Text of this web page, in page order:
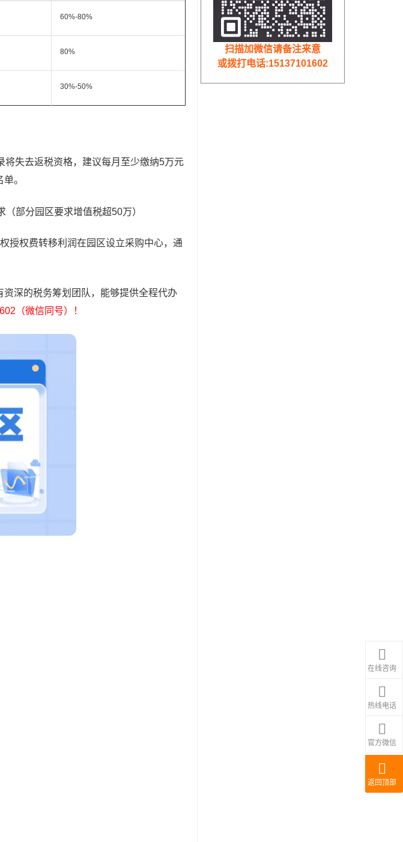
60%-80%
80%
30%-50%
失去返税资格，建议每月至少缴纳5万元
。
部分园区要求增值税超50万）
授权费转移利润在园区设立采购中心，通
资深的税务筹划团队，能够提供全程代办
（微信同号）！
在线咨询
热线电话
官方微信
返回顶部
扫描加微信请备注来意
或拨打电话:15137101602